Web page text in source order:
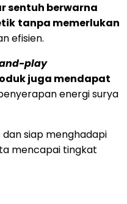
sentuh berwarna
tanpa memerlukan
efisien.
play
juga mendapat
energi surya
siap menghadapi
mencapai tingkat